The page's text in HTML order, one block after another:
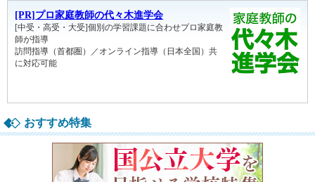
おすすめ特集